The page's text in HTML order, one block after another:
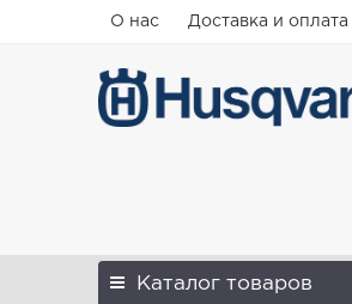
О нас Доставка и оплата
Каталог товаров